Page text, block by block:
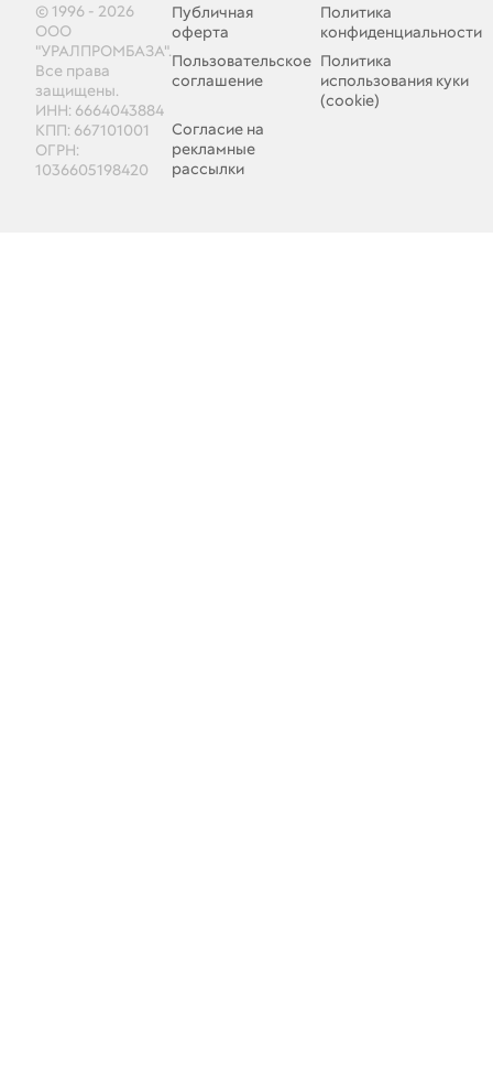
© 1996 - 2026
ООО
"УРАЛПРОМБАЗА".
Все права
защищены.
ИНН: 6664043884
КПП: 667101001
ОГРН:
1036605198420
Публичная
оферта
Политика
конфиденциальности
Пользовательское
соглашение
Политика
использования куки
(cookie)
Согласие на
рекламные
рассылки